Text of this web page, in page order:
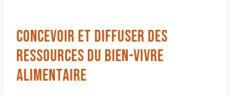
CONCEVOIR ET DIFFUSER DES
RESSOURCES DU BIEN-VIVRE
ALIMENTAIRE